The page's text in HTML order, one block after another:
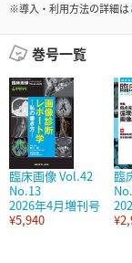
※導入・利用方法の詳細は
巻号一覧
臨床画像 Vol.42
No.13
2026年4月増刊号
¥5,940
臨